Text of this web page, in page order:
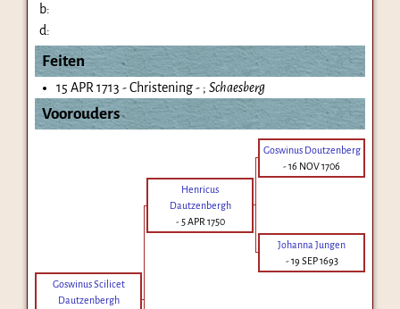
b:
d:
Feiten
15 APR 1713 - Christening - ; Schaesberg
Voorouders
Goswinus Doutzenberg
-16 NOV 1706
Henricus
Dautzenbergh
-5 APR 1750
Johanna Jungen
-19 SEP 1693
Goswinus Scilicet
Dautzenbergh